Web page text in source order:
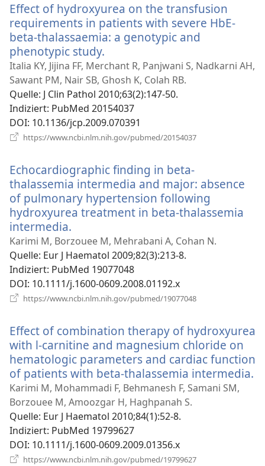
Effect of hydroxyurea on the transfusion
requirements in patients with severe HbE-
beta-thalassaemia: a genotypic and
phenotypic study.
neues
Fenster)
Italia KY, Jijina FF, Merchant R, Panjwani S, Nadkarni AH,
Sawant PM, Nair SB, Ghosh K, Colah RB.
Quelle‎: J Clin Pathol 2010;63(2):147-50.
Indiziert‎: PubMed 20154037
DOI‎: 10.1136/jcp.2009.070391
https://www.ncbi.nlm.nih.gov/pubmed/20154037
Echocardiographic finding in beta-
thalassemia intermedia and major: absence
of pulmonary hypertension following
hydroxyurea treatment in beta-thalassemia
intermedia.
neues
Fenster)
Karimi M, Borzouee M, Mehrabani A, Cohan N.
Quelle‎: Eur J Haematol 2009;82(3):213-8.
Indiziert‎: PubMed 19077048
DOI‎: 10.1111/j.1600-0609.2008.01192.x
https://www.ncbi.nlm.nih.gov/pubmed/19077048
Effect of combination therapy of hydroxyurea
with l-carnitine and magnesium chloride on
hematologic parameters and cardiac function
of patients with beta-thalassemia intermedia.
Karimi M, Mohammadi F, Behmanesh F, Samani SM,
Borzouee M, Amoozgar H, Haghpanah S.
Quelle‎: Eur J Haematol 2010;84(1):52-8.
Indiziert‎: PubMed 19799627
DOI‎: 10.1111/j.1600-0609.2009.01356.x
https://www.ncbi.nlm.nih.gov/pubmed/19799627